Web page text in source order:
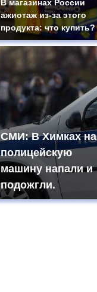
В магазинах России
ажиотаж из-за этого
продукта: что купить?
СМИ: В Химках на
полицейскую
машину напали и
подожгли.